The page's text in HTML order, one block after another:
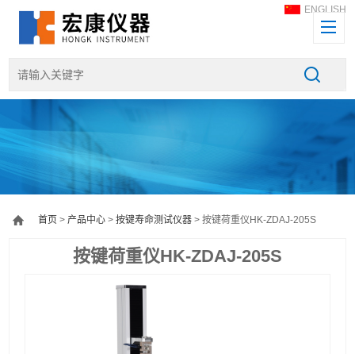
ENGLISH
首页 >产品中心 >按键寿命测试仪器 > 按键荷重仪HK-ZDAJ-205S
按键荷重仪HK-ZDAJ-205S